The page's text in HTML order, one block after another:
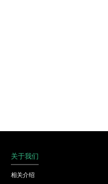
关于我们
相关介绍